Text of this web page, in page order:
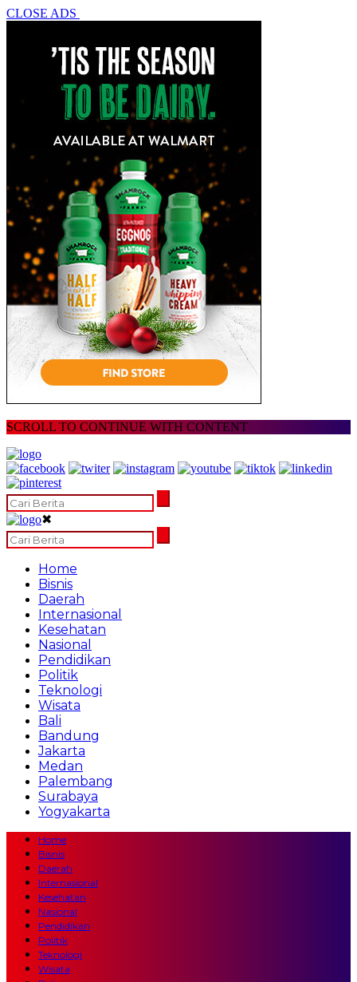
CLOSE ADS
SCROLL TO CONTINUE WITH CONTENT
✖
Home
Bisnis
Daerah
Internasional
Kesehatan
Nasional
Pendidikan
Politik
Teknologi
Wisata
Bali
Bandung
Jakarta
Medan
Palembang
Surabaya
Yogyakarta
Home
Bisnis
Daerah
Internasional
Kesehatan
Nasional
Pendidikan
Politik
Teknologi
Wisata